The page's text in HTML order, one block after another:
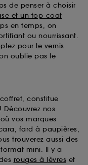
de penser à choisir
et un top-coat
en temps, on
ou nourrissant.
pour le vernis
oublie pas le
constitue
nos
où vos marques
fard à paupières,
trouverez aussi des
mini. Il y a
rouges à lèvres et